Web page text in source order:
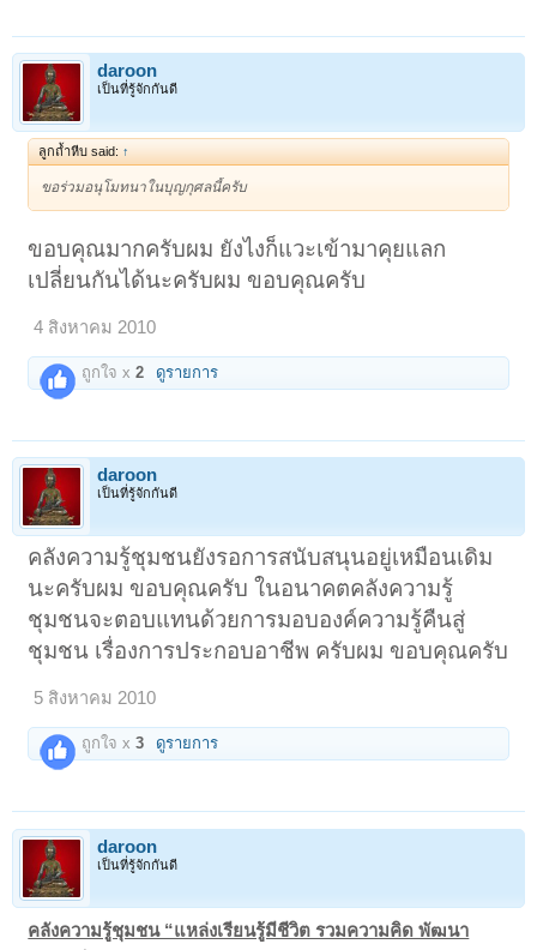
daroon
เป็นที่รู้จักกันดี
ลูกถ้ำหีบ said: ↑
ขอร่วมอนุโมทนาในบุญกุศลนี้ครับ
ขอบคุณมากครับผม ยังไงก็แวะเข้ามาคุยแลก
เปลี่ยนกันได้นะครับผม ขอบคุณครับ
4 สิงหาคม 2010
ถูกใจ x2 ดูรายการ
daroon
เป็นที่รู้จักกันดี
คลังความรู้ชุมชนยังรอการสนับสนุนอยู่เหมือนเดิม
นะครับผม ขอบคุณครับ ในอนาคตคลังความรู้
ชุมชนจะตอบแทนด้วยการมอบองค์ความรู้คืนสู่
ชุมชน เรื่องการประกอบอาชีพ ครับผม ขอบคุณครับ
5 สิงหาคม 2010
ถูกใจ x3 ดูรายการ
daroon
เป็นที่รู้จักกันดี
คลังความรู้ชุมชน “แหล่งเรียนรู้มีชีวิต รวมความคิด พัฒนา